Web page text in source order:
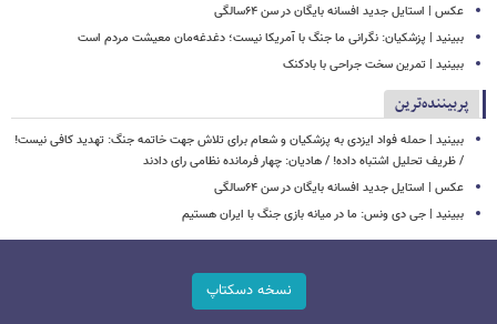
عکس | استایل جدید افسانه بایگان در سن ۶۴سالگی
ببینید | پزشکیان: نگرانی ما جنگ با آمریکا نیست؛ دغدغه‌مان معیشت مردم است
ببینید | تمرین سخت جراحی با بادکنک
پربیننده‌ترین
ببینید | حمله فواد ایزدی به پزشکیان و شعام برای تلاش جهت خاتمه جنگ: تهدید کافی نیست!
/ ظریف تحلیل اشتباه داده! / هادیان: چهار فرمانده نظامی رای دادند
عکس | استایل جدید افسانه بایگان در سن ۶۴سالگی
ببینید | جی دی ونس: ما در میانه بازی جنگ با ایران هستیم
نسخه دسکتاپ